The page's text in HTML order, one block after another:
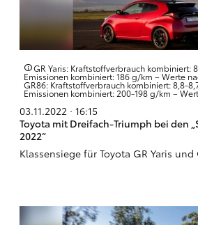
GR Yaris: Kraftstoffverbrauch kombiniert:
Emissionen kombiniert: 186 g/km – Werte
GR86: Kraftstoffverbrauch kombiniert: 8,8-
Emissionen kombiniert: 200-198 g/km –
03.11.2022 · 16:15
Toyota mit Dreifach-Triumph bei den
2022“
Klassensiege für Toyota GR Yaris und